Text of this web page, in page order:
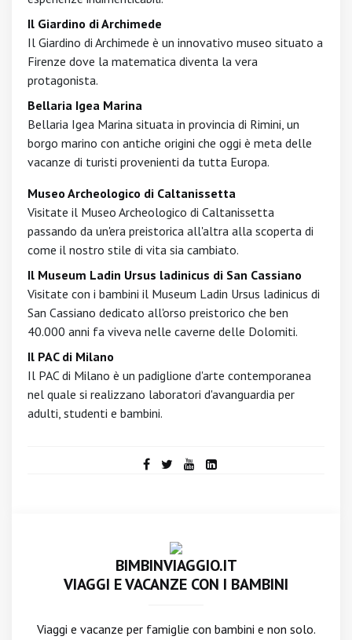
Il Giardino di Archimede
Il Giardino di Archimede è un innovativo museo situato a
Firenze dove la matematica diventa la vera
protagonista.
Bellaria Igea Marina
Bellaria Igea Marina situata in provincia di Rimini, un
borgo marino con antiche origini che oggi è meta delle
vacanze di turisti provenienti da tutta Europa.
Museo Archeologico di Caltanissetta
Visitate il Museo Archeologico di Caltanissetta
passando da un'era preistorica all'altra alla scoperta di
come il nostro stile di vita sia cambiato.
Il Museum Ladin Ursus ladinicus di San Cassiano
Visitate con i bambini il Museum Ladin Ursus ladinicus di
San Cassiano dedicato all'orso preistorico che ben
40.000 anni fa viveva nelle caverne delle Dolomiti.
Il PAC di Milano
Il PAC di Milano è un padiglione d'arte contemporanea
nel quale si realizzano laboratori d'avanguardia per
adulti, studenti e bambini.
BIMBINVIAGGIO.IT
VIAGGI E VACANZE CON I BAMBINI
Viaggi e vacanze per famiglie con bambini e non solo.